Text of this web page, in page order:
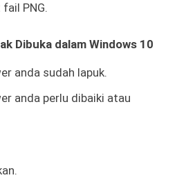
PNG.
Dibuka dalam Windows 10
anda sudah lapuk.
anda perlu dibaiki atau